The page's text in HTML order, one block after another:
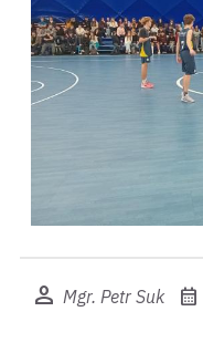
person Mgr. Petr Suk calendar_month